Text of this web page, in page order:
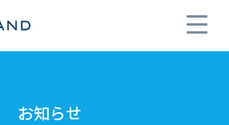
お知らせ